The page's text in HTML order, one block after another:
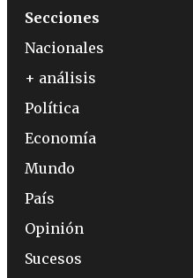
Secciones
Nacionales
+ análisis
Política
Economía
Mundo
País
Opinión
Sucesos